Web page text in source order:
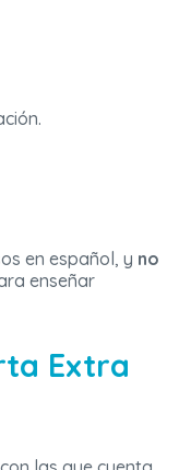
en español, y no
enseñar
Extra